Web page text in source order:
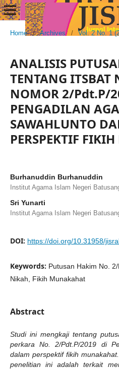
Home / Archives / Vol. 2 No. 1
ANALISIS
TENTANG ITSBAT
NOMOR 2/Pdt.P/
PENGADILAN
SAWAHLUNTO
PERSPEKTIF
Burhanuddin Burhanuddin
Institut Agama Islam Negeri
Sri Yunarti
Institut Agama Islam Negeri
DOI: https://doi.org/10.31958/
Keywords: Putusan Hakim No.
Nikah, Fikih Munakahat
Abstract
Studi ini mengkaji tentang
perkara No. 2/Pdt.P/2019 di
dalam perspektif fikih
penelitian ini adalah terkait